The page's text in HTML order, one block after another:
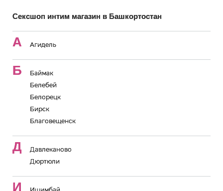
Сексшоп интим магазин в Башкортостан
А Агидель
Б
Баймак
Белебей
Белорецк
Бирск
Благовещенск
Д
Давлеканово
Дюртюли
И